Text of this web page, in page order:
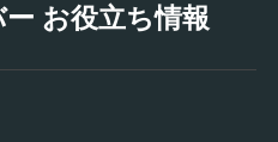
お役立ち情報